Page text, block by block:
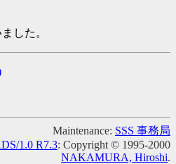
した。
Maintenance: SSS 事務局
1.0 R7.3: Copyright © 1995-2000
NAKAMURA, Hiroshi.